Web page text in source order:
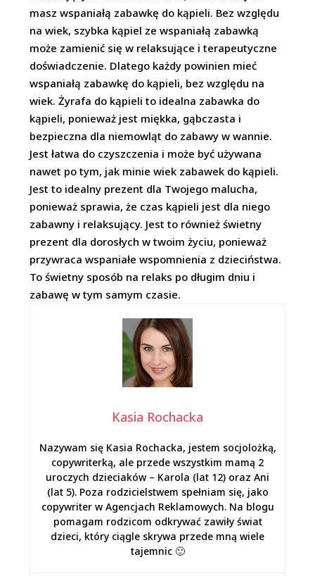
masz wspaniałą zabawkę do kąpieli. Bez względu
na wiek, szybka kąpiel ze wspaniałą zabawką
może zamienić się w relaksujące i terapeutyczne
doświadczenie. Dlatego każdy powinien mieć
wspaniałą zabawkę do kąpieli, bez względu na
wiek. Żyrafa do kąpieli to idealna zabawka do
kąpieli, ponieważ jest miękka, gąbczasta i
bezpieczna dla niemowląt do zabawy w wannie.
Jest łatwa do czyszczenia i może być używana
nawet po tym, jak minie wiek zabawek do kąpieli.
Jest to idealny prezent dla Twojego malucha,
ponieważ sprawia, że czas kąpieli jest dla niego
zabawny i relaksujący. Jest to również świetny
prezent dla dorosłych w twoim życiu, ponieważ
przywraca wspaniałe wspomnienia z dzieciństwa.
To świetny sposób na relaks po długim dniu i
zabawę w tym samym czasie.
Kasia Rochacka
Nazywam się Kasia Rochacka, jestem socjolożką,
copywriterką, ale przede wszystkim mamą 2
uroczych dzieciaków – Karola (lat 12) oraz Ani
(lat 5). Poza rodzicielstwem spełniam się, jako
copywriter w Agencjach Reklamowych. Na blogu
pomagam rodzicom odkrywać zawiły świat
dzieci, który ciągle skrywa przede mną wiele
tajemnic 🙂